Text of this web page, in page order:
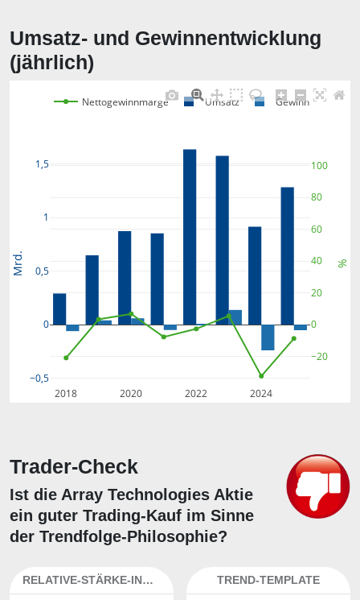
Umsatz- und Gewinnentwicklung
(jährlich)
2018 2020 2022 2024
−0,5
0
0,5
1
1,5
−20
0
20
40
60
80
100
Nettogewinnmarge Umsatz Gewinn
Mrd. %
Trader-Check
Ist die Array Technologies Aktie
ein guter Trading-Kauf im Sinne
der Trendfolge-Philosophie?
RELATIVE-STÄRKE-INDEX TREND-TEMPLATE